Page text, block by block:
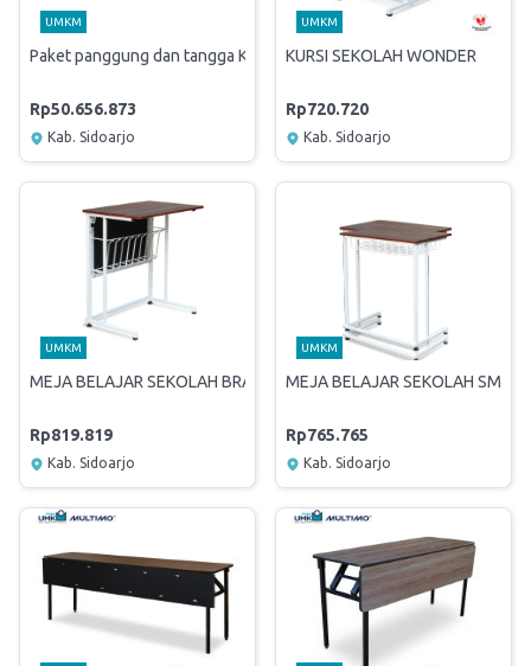
UMKM
Paket panggung dan tangga Kantor Berita Antara
Rp50.656.873
Kab. Sidoarjo
UMKM
KURSI SEKOLAH WONDER
Rp720.720
Kab. Sidoarjo
UMKM
MEJA BELAJAR SEKOLAH BRAVO
Rp819.819
Kab. Sidoarjo
UMKM
MEJA BELAJAR SEKOLAH SMART
Rp765.765
Kab. Sidoarjo